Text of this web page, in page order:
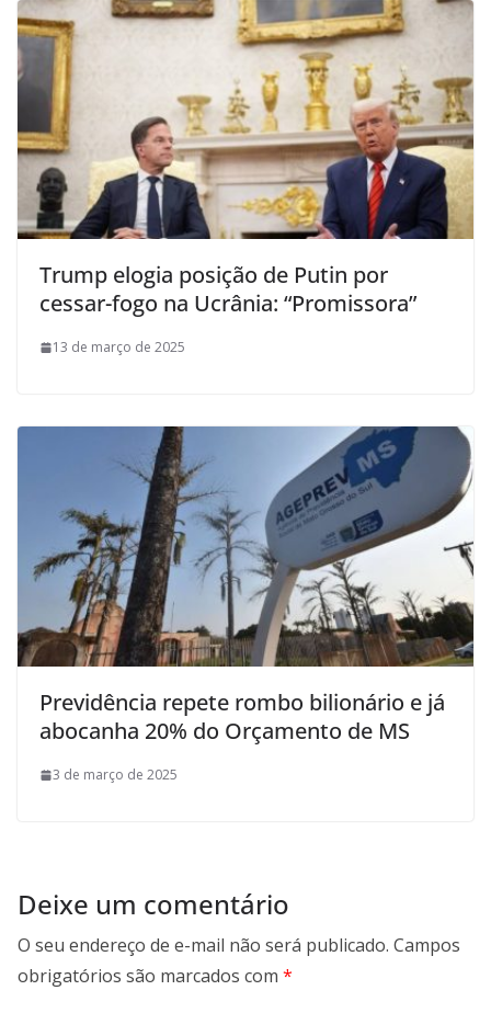
Trump elogia posição de Putin por
cessar-fogo na Ucrânia: “Promissora”
13 de março de 2025
Previdência repete rombo bilionário e já
abocanha 20% do Orçamento de MS
3 de março de 2025
Deixe um comentário
O seu endereço de e-mail não será publicado. Campos
obrigatórios são marcados com *